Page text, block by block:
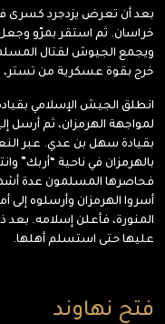
بعد أن تعرض يزدجرد كسرى
خراسان. ثم استقر بمرّو
ويجمع الجيوش لقتال
خرج بقوة عسكرية من تستر،
انطلق الجيش الإسلامي
لمواجهة الهرمزان، ثم أرسل
بقيادة سهل بن عدي. عبر
بالهرمزان في ناحية “أربك”
فحاصرها المسلمون عدة
أسروا الهرمزان وأرسلوه إلى
المنورة، فأعلن إسلامه.
عليها حتى استسلم أهلها.
فتح نهاوند